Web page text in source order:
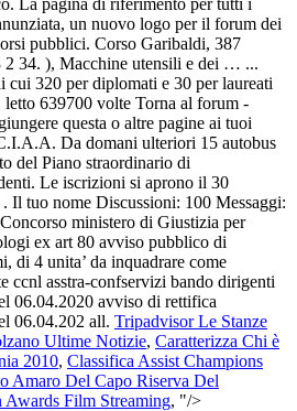
La pagina di riferimento per tutti i
un nuovo logo per il forum dei
pubblici. Corso Garibaldi, 387
34. ), Macchine utensili e dei … ...
320 per diplomati e 30 per laureati
letto 639700 volte Torna al forum -
questa o altre pagine ai tuoi
Da domani ulteriori 15 autobus
del Piano straordinario di
Le iscrizioni si aprono il 30
Il tuo nome Discussioni: 100 Messaggi:
ministero di Giustizia per
ex art 80 avviso pubblico di
di 4 unita’ da inquadrare come
ccnl asstra-confservizi bando dirigenti
06.04.2020 avviso di rettifica
06.04.202 all. Tripadvisor Le Stanze
Ultime Notizie, Caratterizza Chi è
2010, Classifica Assist Champions
Amaro Del Capo Riserva Del
Film Streaming, "/>